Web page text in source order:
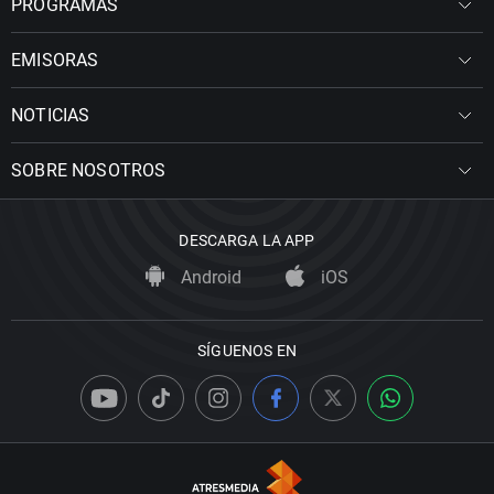
PROGRAMAS
EMISORAS
NOTICIAS
SOBRE NOSOTROS
DESCARGA LA APP
Android iOS
SÍGUENOS EN